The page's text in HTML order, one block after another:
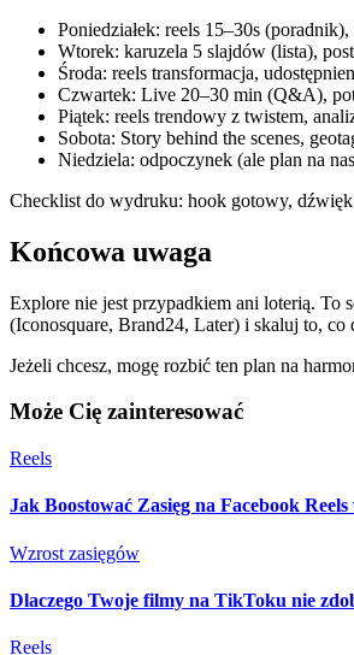
Poniedziałek: reels 15–30s
Wtorek: karuzela 5 slajdów (lista),
Środa: reels transformacja,
Czwartek: Live 20–30 min (Q&A),
Piątek: reels trendowy z twistem,
Sobota: Story behind the scenes,
Niedziela: odpoczynek (ale plan na
Checklist do wydruku: hook gotowy,
Końcowa uwaga
Explore nie jest przypadkiem ani loterią. To
(Iconosquare, Brand24, Later) i skaluj to, co
Jeżeli chcesz, mogę rozbić ten plan na
Może Cię zainteresować
Reels
Jak Boostować Zasięg na Facebook
Wzrost zasięgów
Dlaczego Twoje filmy na TikToku nie
Reels